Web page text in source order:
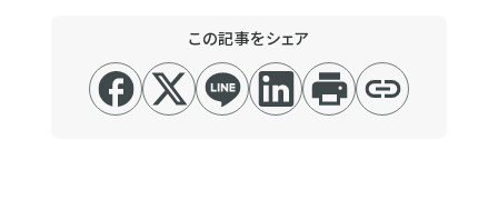
この記事をシェア